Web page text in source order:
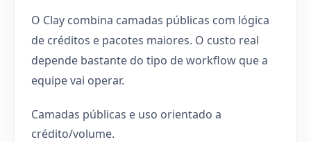
O Clay combina camadas públicas com lógica
de créditos e pacotes maiores. O custo real
depende bastante do tipo de workflow que a
equipe vai operar.
Camadas públicas e uso orientado a
crédito/volume.